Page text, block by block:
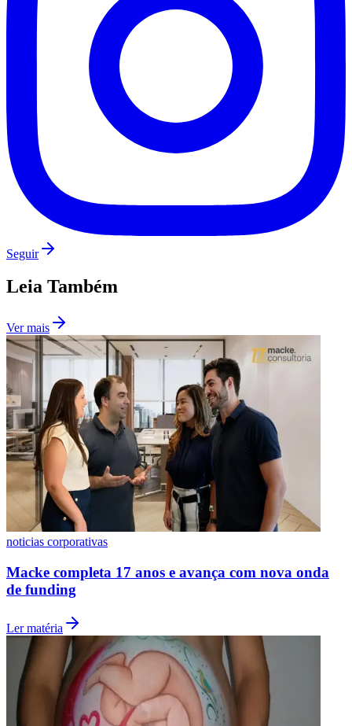
Botafogo
Grêmio
Seguir
Leia Também
Ver mais
noticias corporativas
Macke completa 17 anos e avança com nova onda
de funding
Ler matéria